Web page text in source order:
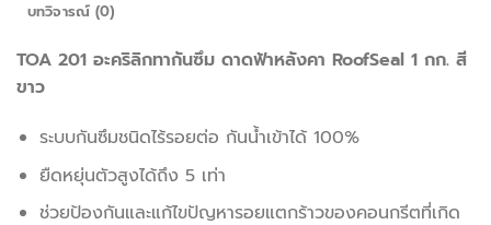
บทวิจารณ์ (0)
TOA 201 อะคริลิกทากันซึม ดาดฟ้าหลังคา RoofSeal 1 กก. สี
ขาว
ระบบกันซึมชนิดไร้รอยต่อ กันน้ำเข้าได้ 100%
ยืดหยุ่นตัวสูงได้ถึง 5 เท่า
ช่วยป้องกันและแก้ไขปัญหารอยแตกร้าวของคอนกรีตที่เกิด